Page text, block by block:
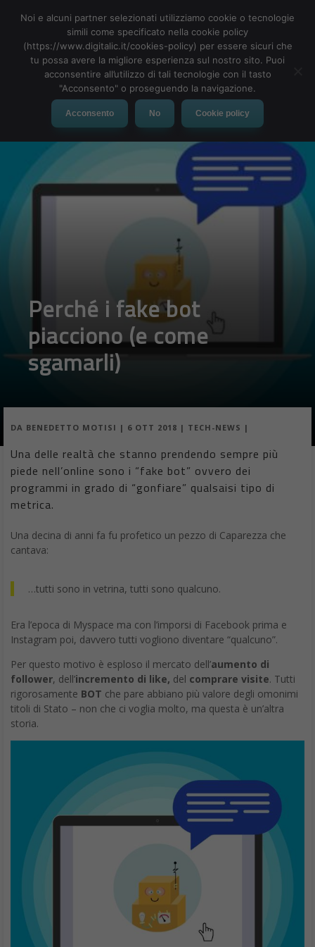
MENU
Perché i fake bot
piacciono (e come
sgamarli)
DA BENEDETTO MOTISI | 6 OTT 2018 | TECH-NEWS |
Una delle realtà che stanno prendendo sempre più
piede nell’online sono i “fake bot” ovvero dei
programmi in grado di “gonfiare” qualsaisi tipo di
metrica.
Una decina di anni fa fu profetico un pezzo di Caparezza che
cantava:
…tutti sono in vetrina, tutti sono qualcuno.
Era l’epoca di Myspace ma con l’imporsi di Facebook prima e
Instagram poi, davvero tutti vogliono diventare “qualcuno”.
Per questo motivo è esploso il mercato dell’aumento di
follower, dell’incremento di like, del comprare visite. Tutti
rigorosamente BOT che pare abbiano più valore degli omonimi
titoli di Stato – non che ci voglia molto, ma questa è un’altra
storia.
Noi e alcuni partner selezionati utilizziamo cookie o tecnologie
simili come specificato nella cookie policy
(https://www.digitalic.it/cookies-policy) per essere sicuri che
tu possa avere la migliore esperienza sul nostro sito. Puoi
acconsentire all’utilizzo di tali tecnologie con il tasto
"Acconsento" o proseguendo la navigazione.
Acconsento No Cookie policy